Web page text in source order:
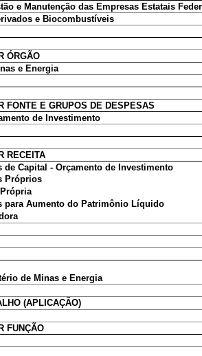
e Manutenção das Empresas Estatais
e Biocombustíveis
ÓRGÃO
e Energia
FONTE E GRUPOS DE DESPESAS
de Investimento
RECEITA
de Capital - Orçamento de Investimento
Próprios
para Aumento do Patrimônio Líquido
de Minas e Energia
(APLICAÇÃO)
FUNÇÃO